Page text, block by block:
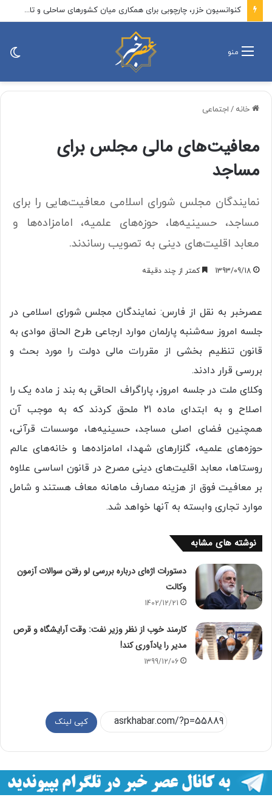
کنوانسیون خزر، چارچوبی برای همکاری میان کشورهای ساحلی و تامین منافع ایران/«سهم ایران از خزر» در کنوانسیون تعیین نشده است
منو
خانه / اجتماعی
معافیت‌های مالی مجلس برای
مساجد
نمایندگان مجلس شورای اسلامی معافیت‌هایی را برای
مساجد، حسینیه‌ها، حوزه‌های علمیه، امامزاده‌ها و
معابد اقلیت‌های دینی به تصویب رساندند.
1393/09/18 کمتر از چند دقیقه
عصرخبر به نقل از فارس: نمایندگان مجلس شورای اسلامی در
جلسه امروز سه‌شنبه پارلمان موارد ارجاعی طرح الحاق موادی به
قانون تنظیم بخشی از مقررات مالی دولت را مورد بحث و
بررسی قرار دادند.
وکلای ملت در جلسه امروز، پاراگراف الحاقی به بند ز ماده یک را
اصلاح و به ابتدای ماده 21 ملحق کردند که به موجب آن
همچنین فضای اصلی مساجد، حسینیه‌ها، موسسات قرآنی،
حوزه‌های علمیه، گلزار‌های شهدا، امامزاده‌ها و خانه‌های عالم
روستاها، معابد اقلیت‌های دینی مصرح در قانون اساسی علاوه
بر معافیت فوق از هزینه مصارف ماهانه معاف هستند و شامل
موارد تجاری وابسته به آنها خواهد شد.
نوشته های مشابه
دستورات اژه‌ای درباره بررسی لو رفتن سوالات آزمون
وکالت
1402/12/21
کارمند خوب از نظر وزیر نفت: وقت آرایشگاه و قرص
مدیر را یادآوری کند!
1399/12/06
کپی لینک